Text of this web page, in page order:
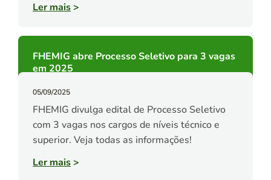
Ler mais>
FHEMIG abre Processo Seletivo para 3 vagas
em 2025
05/09/2025
FHEMIG divulga edital de Processo Seletivo
com 3 vagas nos cargos de níveis técnico e
superior. Veja todas as informações!
Ler mais>